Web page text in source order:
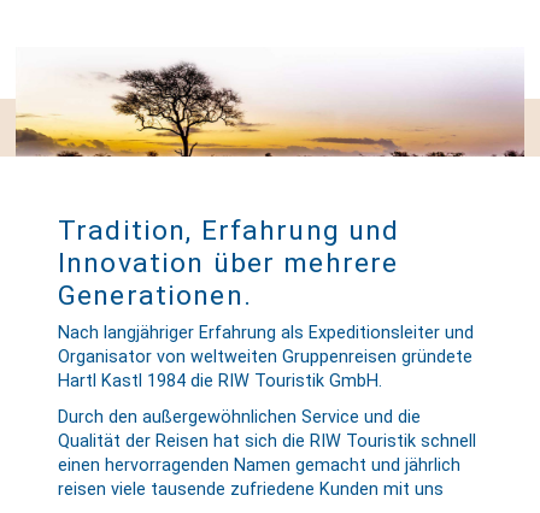
Tradition, Erfahrung und
Innovation über mehrere
Generationen.
Nach langjähriger Erfahrung als Ex­pe­ditions­lei­ter und
Organi­sa­tor von welt­weiten Gruppen­reisen gründete
Hartl Kastl 1984 die RIW Touristik GmbH.
Durch den außer­gewöhn­lichen Service und die
Qualität der Reisen hat sich die RIW Touristik schnell
einen her­vor­ragenden Namen gemacht und jährlich
reisen viele tausende zufriedene Kunden mit uns